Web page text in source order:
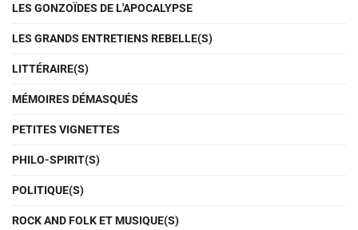
LES GONZOÏDES DE L'APOCALYPSE
LES GRANDS ENTRETIENS REBELLE(S)
LITTÉRAIRE(S)
MÉMOIRES DÉMASQUÉS
PETITES VIGNETTES
PHILO-SPIRIT(S)
POLITIQUE(S)
ROCK AND FOLK ET MUSIQUE(S)